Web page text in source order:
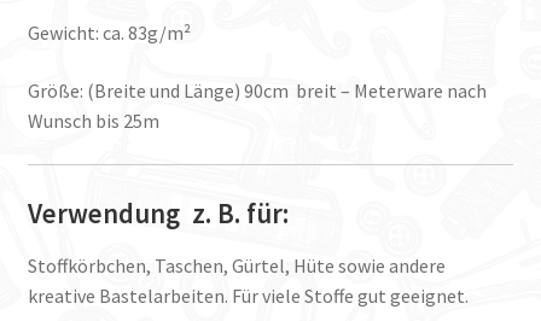
Gewicht: ca. 83g/m²
Größe: (Breite und Länge) 90cm breit – Meterware nach
Wunsch bis 25m
Verwendung z. B. für:
Stoffkörbchen, Taschen, Gürtel, Hüte sowie andere
kreative Bastelarbeiten. Für viele Stoffe gut geeignet.